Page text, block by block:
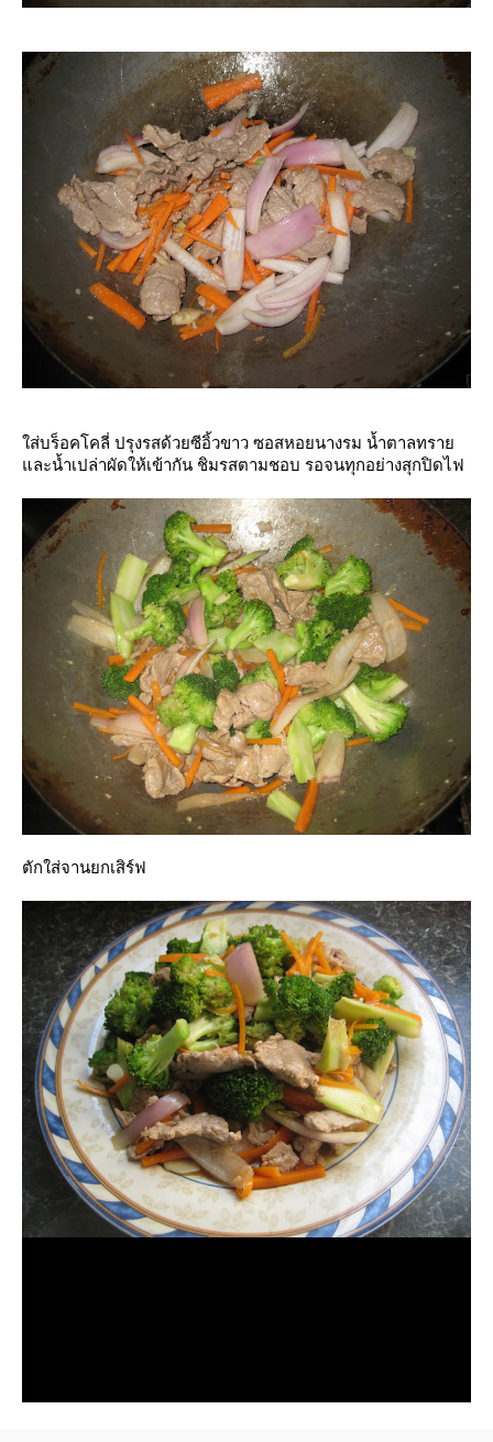
ส่บร็อคโคลี่ ปรุงรสด้วยซีอิ้วขาว ซอสหอยนางรม น้ำตาลทรา
ละน้ำเปล่าผัดให้เข้ากัน ชิมรสตามชอบ รอจนทุกอย่างสุกปิดไฟ
ตักใส่จานยกเสิร์ฟ